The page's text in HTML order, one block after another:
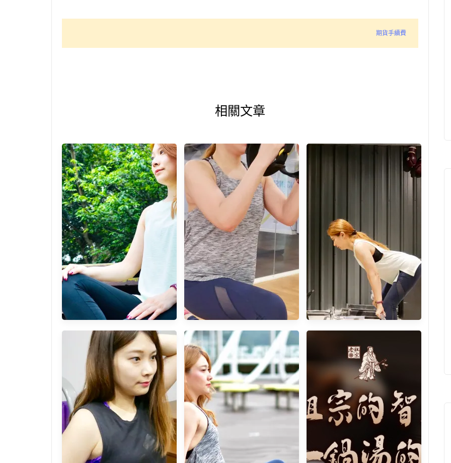
期貨手續費
相關文章
[關於運動] Miracle.YH予勳國
際 運動內衣 瑜珈服 親膚透氣
有彈性好穿脫 花色美美搭健身
房重訓
[台北大安] 輕適能健身房讓我
深深愛上TRX懸吊訓練 打擊肚
子上的肉肉
[台北松山] 肌擊Office民生社
區松山健身房 鍛鍊全身的肌肉
跟身上肥肉說再見吧